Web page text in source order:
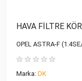
HAVA FİLTRE
OPEL ASTRA-F
Marka: DK